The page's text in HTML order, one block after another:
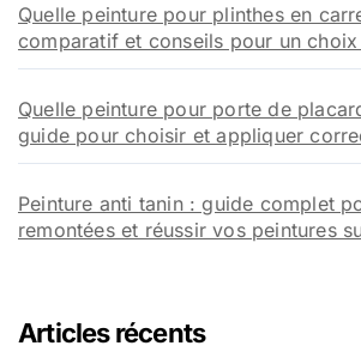
Quelle peinture pour plinthes en
comparatif et conseils pour un
Quelle peinture pour porte de
guide pour choisir et appliquer
Peinture anti tanin : guide complet
remontées et réussir vos peintures
Articles récents